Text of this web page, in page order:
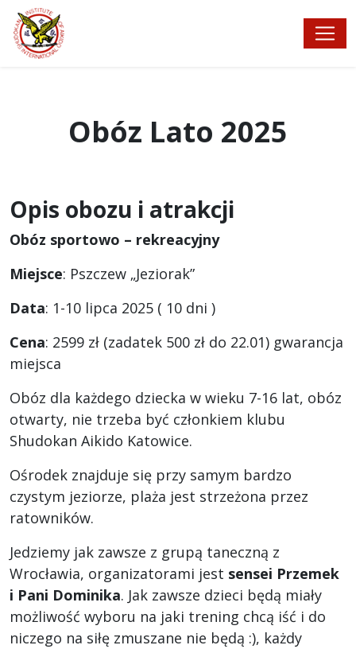
Obóz Lato 2025
Opis obozu i atrakcji
Obóz sportowo – rekreacyjny
Miejsce: Pszczew „Jeziorak”
Data: 1-10 lipca 2025 ( 10 dni )
Cena: 2599 zł (zadatek 500 zł do 22.01) gwarancja
miejsca
Obóz dla każdego dziecka w wieku 7-16 lat, obóz
otwarty, nie trzeba być członkiem klubu
Shudokan Aikido Katowice.
Ośrodek znajduje się przy samym bardzo
czystym jeziorze, plaża jest strzeżona przez
ratowników.
Jedziemy jak zawsze z grupą taneczną z
Wrocławia, organizatorami jest sensei Przemek
i Pani Dominika. Jak zawsze dzieci będą miały
możliwość wyboru na jaki trening chcą iść i do
niczego na siłę zmuszane nie będą :), każdy